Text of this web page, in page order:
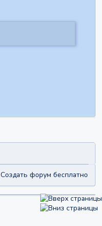
Создать форум бесплатно